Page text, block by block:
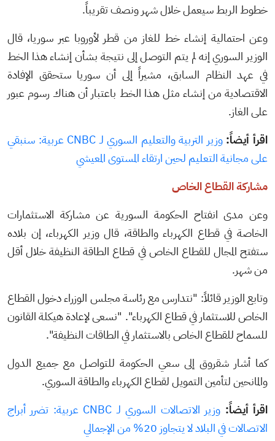
خطوط الربط سيعمل خلال شهر ونصف تقريباً.
وعن احتمالية إنشاء خط للغاز من قطر لأوروبا عبر سوريا، قال
الوزير السوري إنه لم يتم التوصل إلى نتيجة بشأن إنشاء هذا الخط
في عهد النظام السابق، مشيراً إلى أن سوريا ستحقق الإفادة
الاقتصادية من إنشاء مثل هذا الخط باعتبار أن هناك رسوم عبور
على الغاز.
اقرأ أيضاً:
وزير التربية والتعليم السوري لـ CNBC عربية: سنبقي
على مجانية التعليم لحين ارتقاء المستوى المعيشي
مشاركة القطاع الخاص
وعن مدى انفتاح الحكومة السورية عن مشاركة الاستثمارات
الخاصة في قطاع الكهرباء والطاقة، قال وزير الكهرباء، إن بلاده
ستفتح المجال للقطاع الخاص في قطاع الطاقة النظيفة خلال أقل
من شهر.
وتابع الوزير قائلاً: "نتدارس مع رئاسة مجلس الوزراء دخول القطاع
الخاص للاستثمار في قطاع الكهرباء". "نسعى لإعادة هيكلة القانون
للسماح للقطاع الخاص بالاستثمار في الطاقات النظيفة".
كما أشار شقروق إلى سعي الحكومة للتواصل مع جميع الدول
والمانحين لتأمين التمويل لقطاع الكهرباء والطاقة السوري.
اقرأ أيضاً:
وزير الاتصالات السوري لـ CNBC عربية: تضرر أبراج
الاتصالات في البلاد لا يتجاوز 20% من الإجمالي